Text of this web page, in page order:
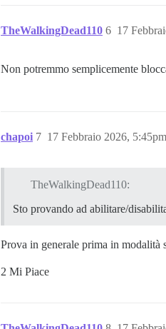
-->
<!--
TheWalkingDead110 17
6
Non potremmo semplicemente
chapoi 17 Febbraio 2026, 5:45pm
7
TheWalkingDead110:
Sto provando ad abilitare/
Prova in generale prima in modalità
2 Mi Piace